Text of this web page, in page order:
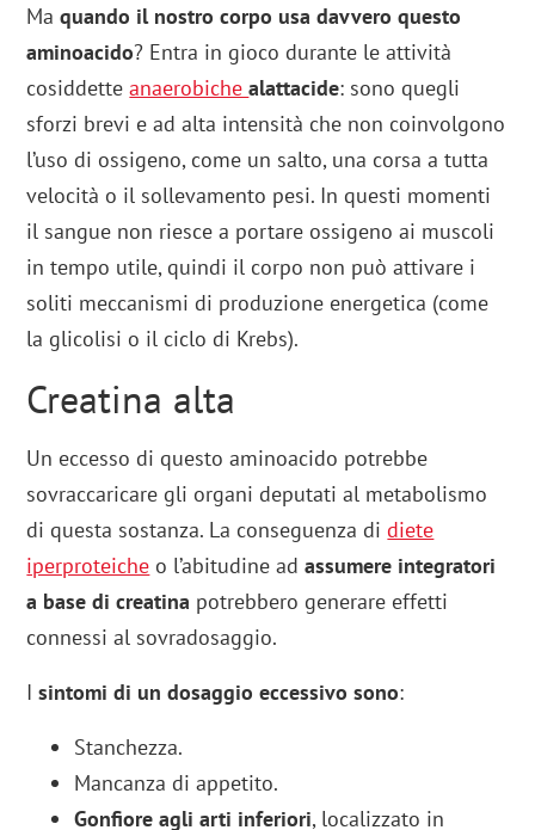
Maquando il nostro corpo usa davvero questo
aminoacido? Entra in gioco durante le attività
cosiddetteanaerobichealattacide: sono quegli
sforzi brevi e ad alta intensità che non coinvolgono
l’uso di ossigeno, come un salto, una corsa a tutta
velocità o il sollevamento pesi. In questi momenti
il sangue non riesce a portare ossigeno ai muscoli
in tempo utile, quindi il corpo non può attivare i
soliti meccanismi di produzione energetica (come
la glicolisi o il ciclo di Krebs).
Creatina alta
Un eccesso di questo aminoacido potrebbe
sovraccaricare gli organi deputati al metabolismo
di questa sostanza. La conseguenza didiete
iperproteiche o l’abitudine ad assumere integratori
a base di creatina potrebbero generare effetti
connessi al sovradosaggio.
Isintomi di un dosaggio eccessivo sono:
Stanchezza.
Mancanza di appetito.
Gonfiore agli arti inferiori, localizzato in